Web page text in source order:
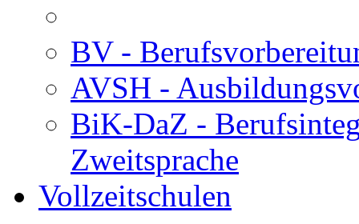
BV -
AVSH -
BiK-DaZ -
Zweitsprache
Vollzeitschulen